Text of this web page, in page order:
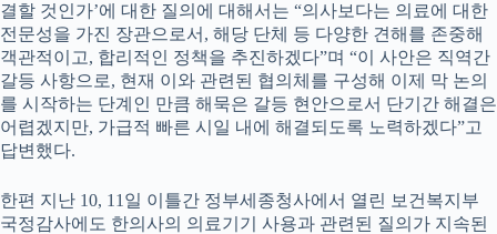
결할 것인가’에 대한 질의에 대해서는 “의사보다는 의료에 대한
전문성을 가진 장관으로서, 해당 단체 등 다양한 견해를 존중해
객관적이고, 합리적인 정책을 추진하겠다”며 “이 사안은 직역간
갈등 사항으로, 현재 이와 관련된 협의체를 구성해 이제 막 논의
를 시작하는 단계인 만큼 해묵은 갈등 현안으로서 단기간 해결은
어렵겠지만, 가급적 빠른 시일 내에 해결되도록 노력하겠다”고
답변했다.
한편 지난 10, 11일 이틀간 정부세종청사에서 열린 보건복지부
국정감사에도 한의사의 의료기기 사용과 관련된 질의가 지속된